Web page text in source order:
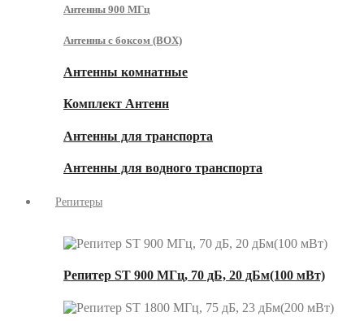
Антенны 900 МГц
Антенны с боксом (BOX)
Антенны комнатные
Комплект Антенн
Антенны для транспорта
Антенны для водного транспорта
Репитеры
Репитер ST 900 МГц, 70 дБ, 20 дБм(100 мВт)